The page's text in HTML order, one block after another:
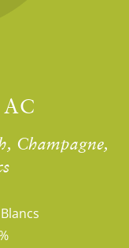
Champagne,